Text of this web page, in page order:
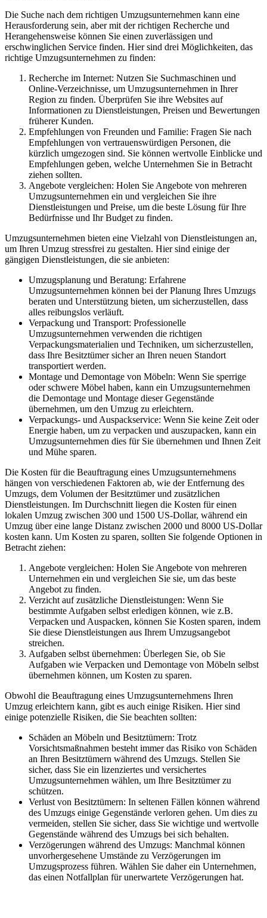
Die Suche nach dem richtigen Umzugsunternehmen kann eine
Herausforderung sein, aber mit der richtigen Recherche und
Herangehensweise können Sie einen zuverlässigen und
erschwinglichen Service finden. Hier sind drei Möglichkeiten, das
richtige Umzugsunternehmen zu finden:
Recherche im Internet: Nutzen Sie Suchmaschinen und
Online-Verzeichnisse, um Umzugsunternehmen in Ihrer
Region zu finden. Überprüfen Sie ihre Websites auf
Informationen zu Dienstleistungen, Preisen und Bewertungen
früherer Kunden.
Empfehlungen von Freunden und Familie: Fragen Sie nach
Empfehlungen von vertrauenswürdigen Personen, die
kürzlich umgezogen sind. Sie können wertvolle Einblicke und
Empfehlungen geben, welche Unternehmen Sie in Betracht
ziehen sollten.
Angebote vergleichen: Holen Sie Angebote von mehreren
Umzugsunternehmen ein und vergleichen Sie ihre
Dienstleistungen und Preise, um die beste Lösung für Ihre
Bedürfnisse und Ihr Budget zu finden.
Umzugsunternehmen bieten eine Vielzahl von Dienstleistungen an,
um Ihren Umzug stressfrei zu gestalten. Hier sind einige der
gängigen Dienstleistungen, die sie anbieten:
Umzugsplanung und Beratung: Erfahrene
Umzugsunternehmen können bei der Planung Ihres Umzugs
beraten und Unterstützung bieten, um sicherzustellen, dass
alles reibungslos verläuft.
Verpackung und Transport: Professionelle
Umzugsunternehmen verwenden die richtigen
Verpackungsmaterialien und Techniken, um sicherzustellen,
dass Ihre Besitztümer sicher an Ihren neuen Standort
transportiert werden.
Montage und Demontage von Möbeln: Wenn Sie sperrige
oder schwere Möbel haben, kann ein Umzugsunternehmen
die Demontage und Montage dieser Gegenstände
übernehmen, um den Umzug zu erleichtern.
Verpackungs- und Auspackservice: Wenn Sie keine Zeit oder
Energie haben, um zu verpacken und auszupacken, kann ein
Umzugsunternehmen dies für Sie übernehmen und Ihnen Zeit
und Mühe sparen.
Die Kosten für die Beauftragung eines Umzugsunternehmens
hängen von verschiedenen Faktoren ab, wie der Entfernung des
Umzugs, dem Volumen der Besitztümer und zusätzlichen
Dienstleistungen. Im Durchschnitt liegen die Kosten für einen
lokalen Umzug zwischen 300 und 1500 US-Dollar, während ein
Umzug über eine lange Distanz zwischen 2000 und 8000 US-Dollar
kosten kann. Um Kosten zu sparen, sollten Sie folgende Optionen in
Betracht ziehen:
Angebote vergleichen: Holen Sie Angebote von mehreren
Unternehmen ein und vergleichen Sie sie, um das beste
Angebot zu finden.
Verzicht auf zusätzliche Dienstleistungen: Wenn Sie
bestimmte Aufgaben selbst erledigen können, wie z.B.
Verpacken und Auspacken, können Sie Kosten sparen, indem
Sie diese Dienstleistungen aus Ihrem Umzugsangebot
streichen.
Aufgaben selbst übernehmen: Überlegen Sie, ob Sie
Aufgaben wie Verpacken und Demontage von Möbeln selbst
übernehmen können, um Kosten zu sparen.
Obwohl die Beauftragung eines Umzugsunternehmens Ihren
Umzug erleichtern kann, gibt es auch einige Risiken. Hier sind
einige potenzielle Risiken, die Sie beachten sollten:
Schäden an Möbeln und Besitztümern: Trotz
Vorsichtsmaßnahmen besteht immer das Risiko von Schäden
an Ihren Besitztümern während des Umzugs. Stellen Sie
sicher, dass Sie ein lizenziertes und versichertes
Umzugsunternehmen wählen, um Ihre Besitztümer zu
schützen.
Verlust von Besitztümern: In seltenen Fällen können während
des Umzugs einige Gegenstände verloren gehen. Um dies zu
vermeiden, stellen Sie sicher, dass Sie wichtige und wertvolle
Gegenstände während des Umzugs bei sich behalten.
Verzögerungen während des Umzugs: Manchmal können
unvorhergesehene Umstände zu Verzögerungen im
Umzugsprozess führen. Wählen Sie daher ein Unternehmen,
das einen Notfallplan für unerwartete Verzögerungen hat.